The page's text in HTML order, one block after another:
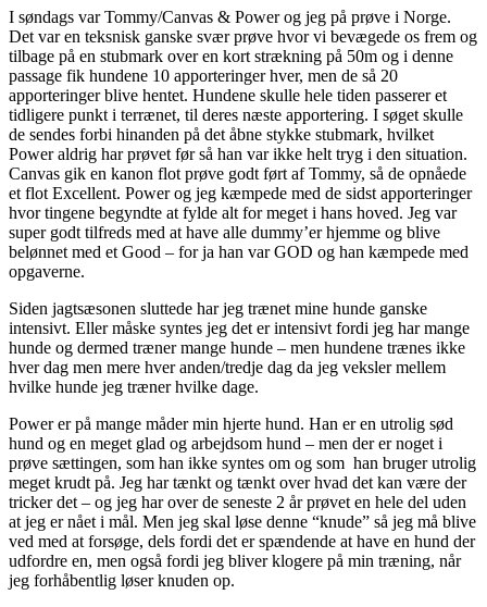
I søndags var Tommy/Canvas & Power og jeg på prøve i Norge.
Det var en teksnisk ganske svær prøve hvor vi bevægede os frem og
tilbage på en stubmark over en kort strækning på 50m og i denne
passage fik hundene 10 apporteringer hver, men de så 20
apporteringer blive hentet. Hundene skulle hele tiden passerer et
tidligere punkt i terrænet, til deres næste apportering. I søget skulle
de sendes forbi hinanden på det åbne stykke stubmark, hvilket
Power aldrig har prøvet før så han var ikke helt tryg i den situation.
Canvas gik en kanon flot prøve godt ført af Tommy, så de opnåede
et flot Excellent. Power og jeg kæmpede med de sidst apporteringer
hvor tingene begyndte at fylde alt for meget i hans hoved. Jeg var
super godt tilfreds med at have alle dummy’er hjemme og blive
belønnet med et Good – for ja han var GOD og han kæmpede med
opgaverne.
Siden jagtsæsonen sluttede har jeg trænet mine hunde ganske
intensivt. Eller måske syntes jeg det er intensivt fordi jeg har mange
hunde og dermed træner mange hunde – men hundene trænes ikke
hver dag men mere hver anden/tredje dag da jeg veksler mellem
hvilke hunde jeg træner hvilke dage.
Power er på mange måder min hjerte hund. Han er en utrolig sød
hund og en meget glad og arbejdsom hund – men der er noget i
prøve sættingen, som han ikke syntes om og som han bruger utrolig
meget krudt på. Jeg har tænkt og tænkt over hvad det kan være der
tricker det – og jeg har over de seneste 2 år prøvet en hele del uden
at jeg er nået i mål. Men jeg skal løse denne “knude” så jeg må blive
ved med at forsøge, dels fordi det er spændende at have en hund der
udfordre en, men også fordi jeg bliver klogere på min træning, når
jeg forhåbentlig løser knuden op.